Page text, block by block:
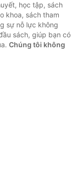
học tập, sách
khoa, sách tham
sự nỗ lực không
sách, giúp bạn có
Chúng tôi không